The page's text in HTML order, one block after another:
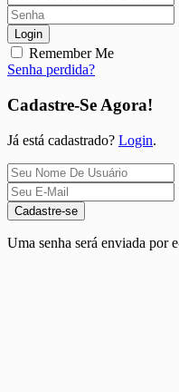
Login
Remember Me
Senha perdida?
Cadastre-Se Agora!
Já está cadastrado? Login.
Cadastre-se
Uma senha será enviada por